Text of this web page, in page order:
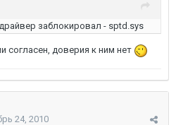
заблокировал - sptd.sys
согласен, доверия к ним нет
24, 2010